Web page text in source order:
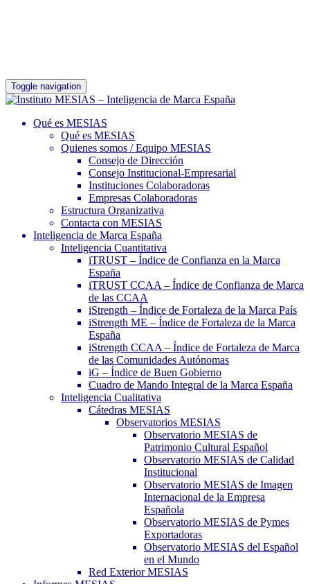
Toggle navigation
Qué es MESIAS
Qué es MESIAS
Quienes somos / Equipo MESIAS
Consejo de Dirección
Consejo Institucional-Empresarial
Instituciones Colaboradoras
Empresas Colaboradoras
Estructura Organizativa
Contacta con MESIAS
Inteligencia de Marca España
Inteligencia Cuantitativa
iTRUST – Índice de Confianza en la Marca
España
iTRUST CCAA – Índice de Confianza de Marca
de las CCAA
iStrength – Índice de Fortaleza de la Marca País
iStrength ME – Índice de Fortaleza de la Marca
España
iStrength CCAA – Índice de Fortaleza de Marca
de las Comunidades Autónomas
iG – Índice de Buen Gobierno
Cuadro de Mando Integral de la Marca España
Inteligencia Cualitativa
Cátedras MESIAS
Observatorios MESIAS
Observatorio MESIAS de
Patrimonio Cultural Español
Observatorio MESIAS de Calidad
Institucional
Observatorio MESIAS de Imagen
Internacional de la Empresa
Española
Observatorio MESIAS de Pymes
Exportadoras
Observatorio MESIAS del Español
en el Mundo
Red Exterior MESIAS